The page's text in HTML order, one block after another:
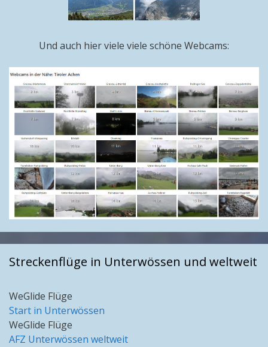
Und auch hier viele viele schöne Webcams:
Streckenflüge in Unterwössen und weltweit
WeGlide Flüge
Start in Unterwössen
WeGlide Flüge
AFZ Unterwössen weltweit